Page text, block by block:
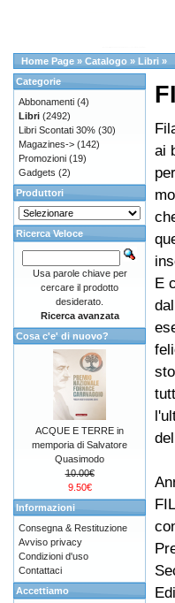
Home Page » Catalogo » Libri »
ai
E
Categorie
Abbonamenti (4)
Libri (2492)
Libri Scontati 30% (30)
Magazines-> (142)
Promozioni (19)
Gadgets (2)
Produttori
Ricerca Veloce
Usa parole chiave per
cercare il prodotto
desiderato.
Ricerca avanzata
Cosa c'e' di nuovo?
ACQUE E TERRE in
memporia di Salvatore
Quasimodo
10.00€
9.50€
Informazioni
Consegna & Restituzione
Avviso privacy
Condizioni d'uso
Contattaci
Accettiamo